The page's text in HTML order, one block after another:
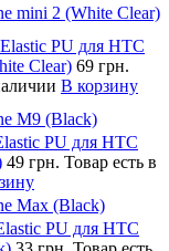
mini 2 (White Clear)
PU для HTC
Clear) 69 грн.
В корзину
M9 (Black)
PU для HTC
49 грн. Товар есть в
Max (Black)
PU для HTC